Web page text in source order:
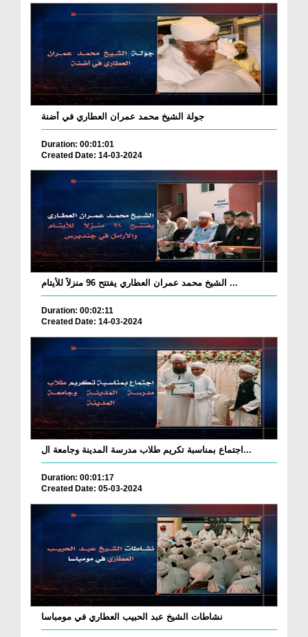
جولة الشيخ محمد عمران العطاري في أضنة
Duration: 00:01:01
Created Date: 14-03-2024
الشيخ محمد عمران العطاري يفتتح 96 منزلاً للأيتام ...
Duration: 00:02:11
Created Date: 14-03-2024
اجتماع بمناسبة تكريم طلاب مدرسة المدينة وجامعة ال...
Duration: 00:01:17
Created Date: 05-03-2024
نشاطات الشيخ عبد الحبيب العطاري في مومباسا